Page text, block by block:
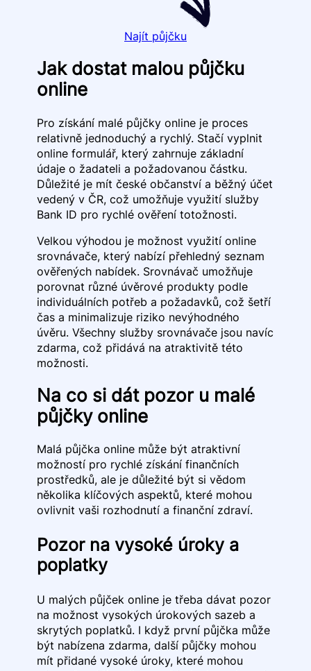
Najít půjčku
Jak dostat malou půjčku
online
Pro získání malé půjčky online je proces
relativně jednoduchý a rychlý. Stačí vyplnit
online formulář, který zahrnuje základní
údaje o žadateli a požadovanou částku.
Důležité je mít české občanství a běžný účet
vedený v ČR, což umožňuje využití služby
Bank ID pro rychlé ověření totožnosti.
Velkou výhodou je možnost využití online
srovnávače, který nabízí přehledný seznam
ověřených nabídek. Srovnávač umožňuje
porovnat různé úvěrové produkty podle
individuálních potřeb a požadavků, což šetří
čas a minimalizuje riziko nevýhodného
úvěru. Všechny služby srovnávače jsou navíc
zdarma, což přidává na atraktivitě této
možnosti.
Na co si dát pozor u malé
půjčky online
Malá půjčka online může být atraktivní
možností pro rychlé získání finančních
prostředků, ale je důležité být si vědom
několika klíčových aspektů, které mohou
ovlivnit vaši rozhodnutí a finanční zdraví.
Pozor na vysoké úroky a
poplatky
U malých půjček online je třeba dávat pozor
na možnost vysokých úrokových sazeb a
skrytých poplatků. I když první půjčka může
být nabízena zdarma, další půjčky mohou
mít přidané vysoké úroky, které mohou